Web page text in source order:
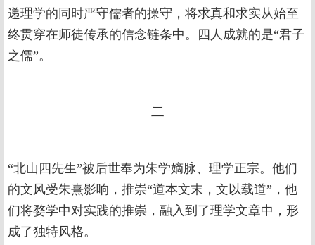
递理学的同时严守儒者的操守，将求真和求实从始至
终贯穿在师徒传承的信念链条中。四人成就的是“君子
之儒”。
二
“北山四先生”被后世奉为朱学嫡脉、理学正宗。他们
的文风受朱熹影响，推崇“道本文末，文以载道”，他
们将婺学中对实践的推崇，融入到了理学文章中，形
成了独特风格。